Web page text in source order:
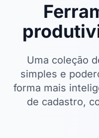
Uma coleção
simples e
forma mais
de cadastro,